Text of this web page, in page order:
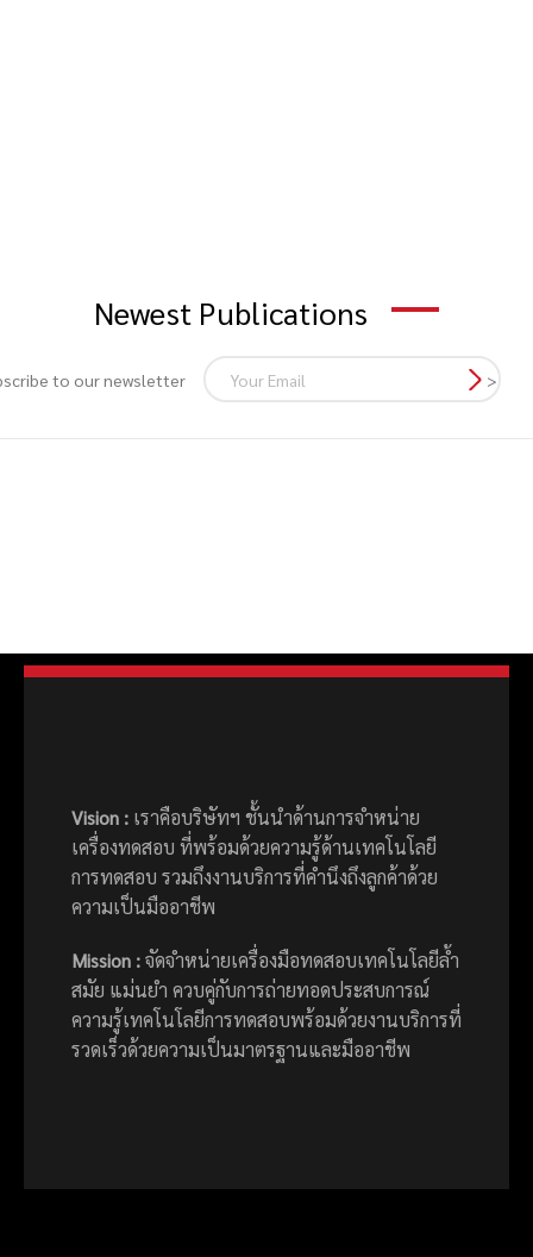
Newest Publications
to our newsletter >
Vision : เราคือบริษัทฯ ชั้นนำด้านการจำหน่าย
เครื่องทดสอบ ที่พร้อมด้วยความรู้ด้านเทคโนโลยี
การทดสอบ รวมถึงงานบริการที่คำนึงถึงลูกค้าด้วย
ความเป็นมืออาชีพ
Mission :จัดจำหน่ายเครื่องมือทดสอบเทคโนโลยีล้ำ
สมัย แม่นยำ ควบคู่กับการถ่ายทอดประสบการณ์
ความรู้เทคโนโลยีการทดสอบพร้อมด้วยงานบริการที่
รวดเร็วด้วยความเป็นมาตรฐานและมืออาชีพ